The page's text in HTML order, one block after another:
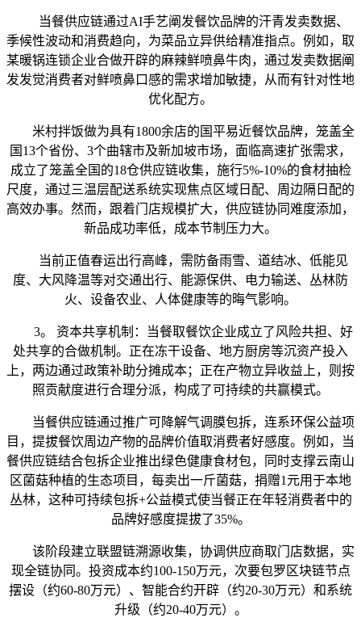
当餐供应链通过AI手艺阐发餐饮品牌的汗青发卖数据、
季候性波动和消费趋向，为菜品立异供给精准指点。例如，取
某暖锅连锁企业合做开辟的麻辣鲜喷鼻牛肉，通过发卖数据阐
发发觉消费者对鲜喷鼻口感的需求增加敏捷，从而有针对性地
优化配方。
米村拌饭做为具有1800余店的国平易近餐饮品牌，笼盖全
国13个省份、3个曲辖市及新加坡市场，面临高速扩张需求，
成立了笼盖全国的18仓供应链收集，施行5%-10%的食材抽检
尺度，通过三温层配送系统实现焦点区域日配、周边隔日配的
高效办事。然而，跟着门店规模扩大，供应链协同难度添加，
新品成功率低，成本节制压力大。
当前正值春运出行高峰，需防备雨雪、道结冰、低能见
度、大风降温等对交通出行、能源保供、电力输送、丛林防
火、设备农业、人体健康等的晦气影响。
3。 资本共享机制：当餐取餐饮企业成立了风险共担、好
处共享的合做机制。正在冻干设备、地方厨房等沉资产投入
上，两边通过政策补助分摊成本；正在产物立异收益上，则按
照贡献度进行合理分派，构成了可持续的共赢模式。
当餐供应链通过推广可降解气调膜包拆，连系环保公益项
目，提拔餐饮周边产物的品牌价值取消费者好感度。例如，当
餐供应链结合包拆企业推出绿色健康食材包，同时支撑云南山
区菌菇种植的生态项目，每卖出一斤菌菇，捐赠1元用于本地
丛林，这种可持续包拆+公益模式使当餐正在年轻消费者中的
品牌好感度提拔了35%。
该阶段建立联盟链溯源收集，协调供应商取门店数据，实
现全链协同。投资成本约100-150万元，次要包罗区块链节点
摆设（约60-80万元）、智能合约开辟（约20-30万元）和系统
升级（约20-40万元）。